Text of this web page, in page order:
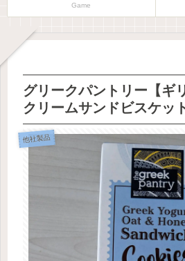
Game
グリークパントリー【ギ
クリームサンドビスケット
他社製品